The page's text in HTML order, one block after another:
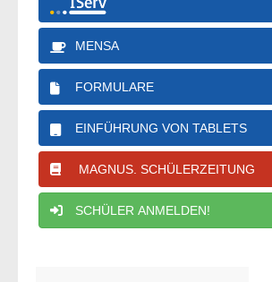
MENSA
FORMULARE
EINFÜHRUNG VON TABLETS
MAGNUS. SCHÜLERZEITUNG
SCHÜLER ANMELDEN!